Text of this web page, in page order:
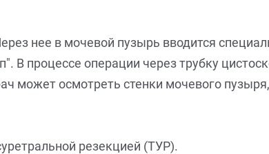
нее в мочевой пузырь вводится
В процессе операции через трубку
осмотреть стенки мочевого пузыря,
резекцией (ТУР).